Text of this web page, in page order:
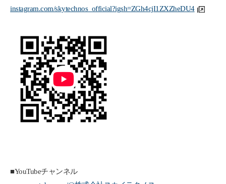
instagram.com/skytechnos_official?igsh=ZGh4cjI1ZXZheDU4
■YouTubeチャンネル